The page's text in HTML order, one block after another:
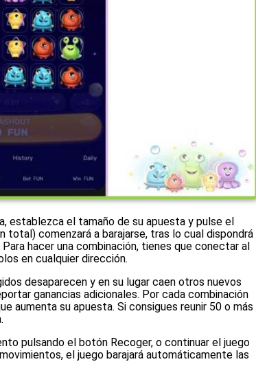
establezca el tamaño de su apuesta y pulse el
comenzará a barajarse, tras lo cual dispondrá
hacer una combinación, tienes que conectar al
en cualquier dirección.
desaparecen y en su lugar caen otros nuevos
ganancias adicionales. Por cada combinación
aumenta su apuesta. Si consigues reunir 50 o más
pulsando el botón Recoger, o continuar el juego
el juego barajará automáticamente las